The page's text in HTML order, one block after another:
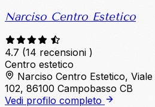
Narciso Centro Estetico
4.7 (14 recensioni )
Centro estetico
Narciso Centro Estetico,
102, 86100 Campobasso CB
Vedi profilo completo